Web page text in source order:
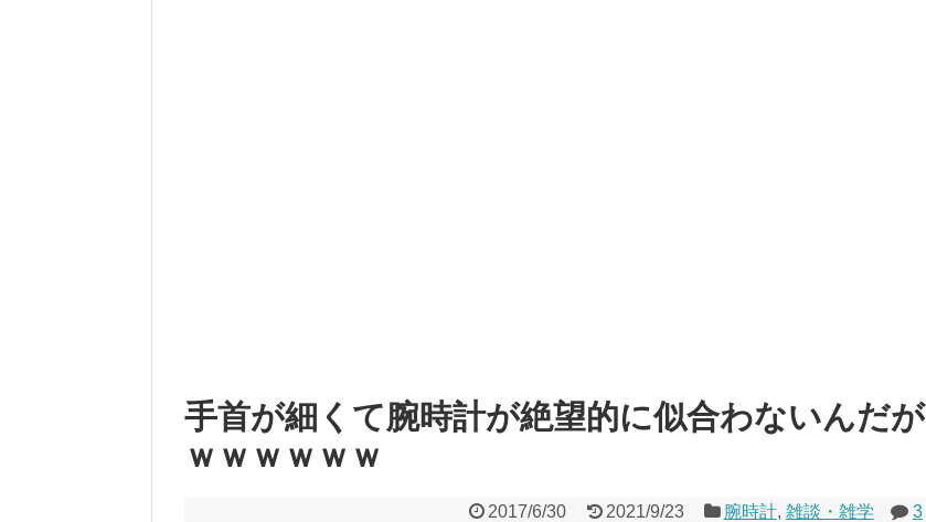
手首が細くて腕時計が絶望的に似合わないんだが
ｗｗｗｗｗｗ
2017/6/30 2021/9/23 腕時計, 雑談・雑学 3